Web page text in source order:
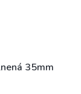
35mm